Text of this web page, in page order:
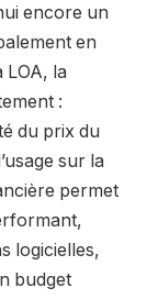
encore un
en
LOA, la
:
du prix du
sur la
permet
logicielles,
budget